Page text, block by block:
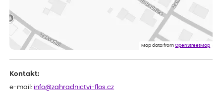
Rostliny byly v pořádku, dobře zabalené, celková spokojenost.
Doporučuji :). Spokojenost, stromky v pěkném stavu. Jediné, co
my chybělo, bylo komunikování nedostupného zboží před
Map data fromOpenStreetMap
Kontakt:
e-mail: info@zahradnictvi-flos.cz